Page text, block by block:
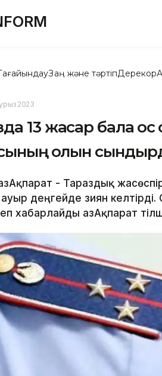
Заң және тәртіпДерекқор
2023
13 жасар бала
қолын
- Тараздық
деңгейде зиян
хабарлайды ҚазАқпарат